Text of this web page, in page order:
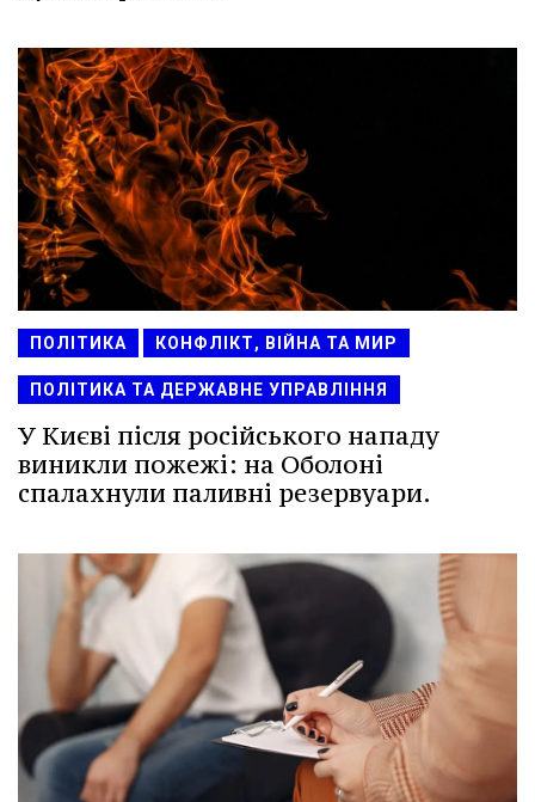
ПОЛІТИКА КОНФЛІКТ, ВІЙНА ТА МИР
ПОЛІТИКА ТА ДЕРЖАВНЕ УПРАВЛІННЯ
У Києві після російського нападу
виникли пожежі: на Оболоні
спалахнули паливні резервуари.